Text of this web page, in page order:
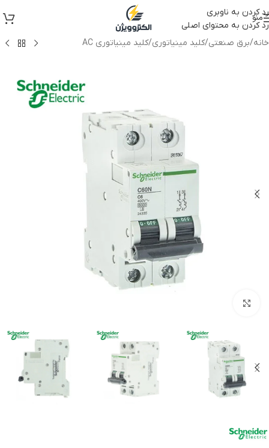
رد کردن به ناوبری
رد کردن به محتوای اصلی
منو
خانه/برق صنعتی/کلید مینیاتوری/کلید مینیاتوری AC